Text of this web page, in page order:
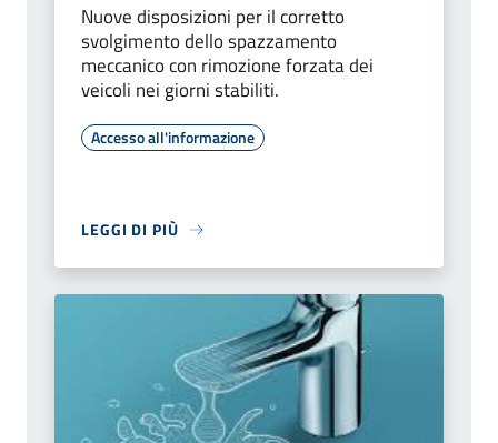
Nuove disposizioni per il corretto
svolgimento dello spazzamento
meccanico con rimozione forzata dei
veicoli nei giorni stabiliti.
Accesso all'informazione
LEGGI DI PIÙ